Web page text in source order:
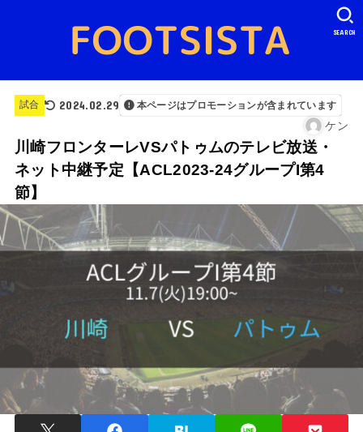
SEARCH
試合 2024.02.29 本ページはプロモーションが含まれています
ケン
川崎フロンターレVSパトゥムのテレビ放送・
ネット中継予定【ACL2023-24グループI第4
節】